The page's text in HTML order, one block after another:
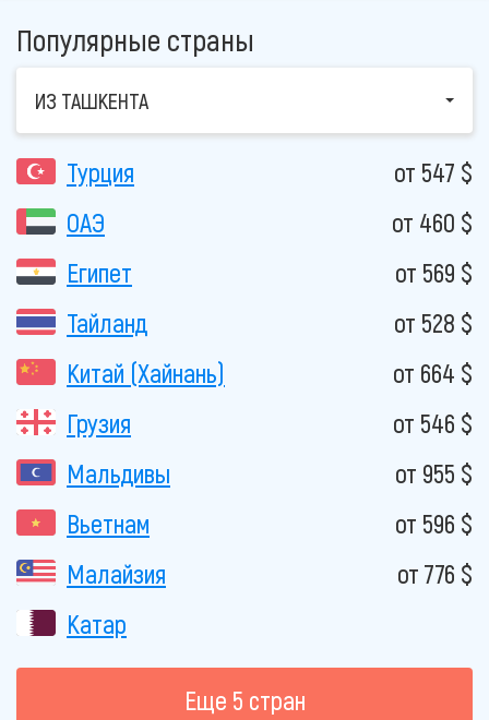
Популярные страны
ИЗ ТАШКЕНТА
Турция
от 547 $
ОАЭ
от 460 $
Египет
от 569 $
Тайланд
от 528 $
Китай (Хайнань)
от 664 $
Грузия
от 546 $
Мальдивы
от 955 $
Вьетнам
от 596 $
Малайзия
от 776 $
Катар
Еще 5 стран